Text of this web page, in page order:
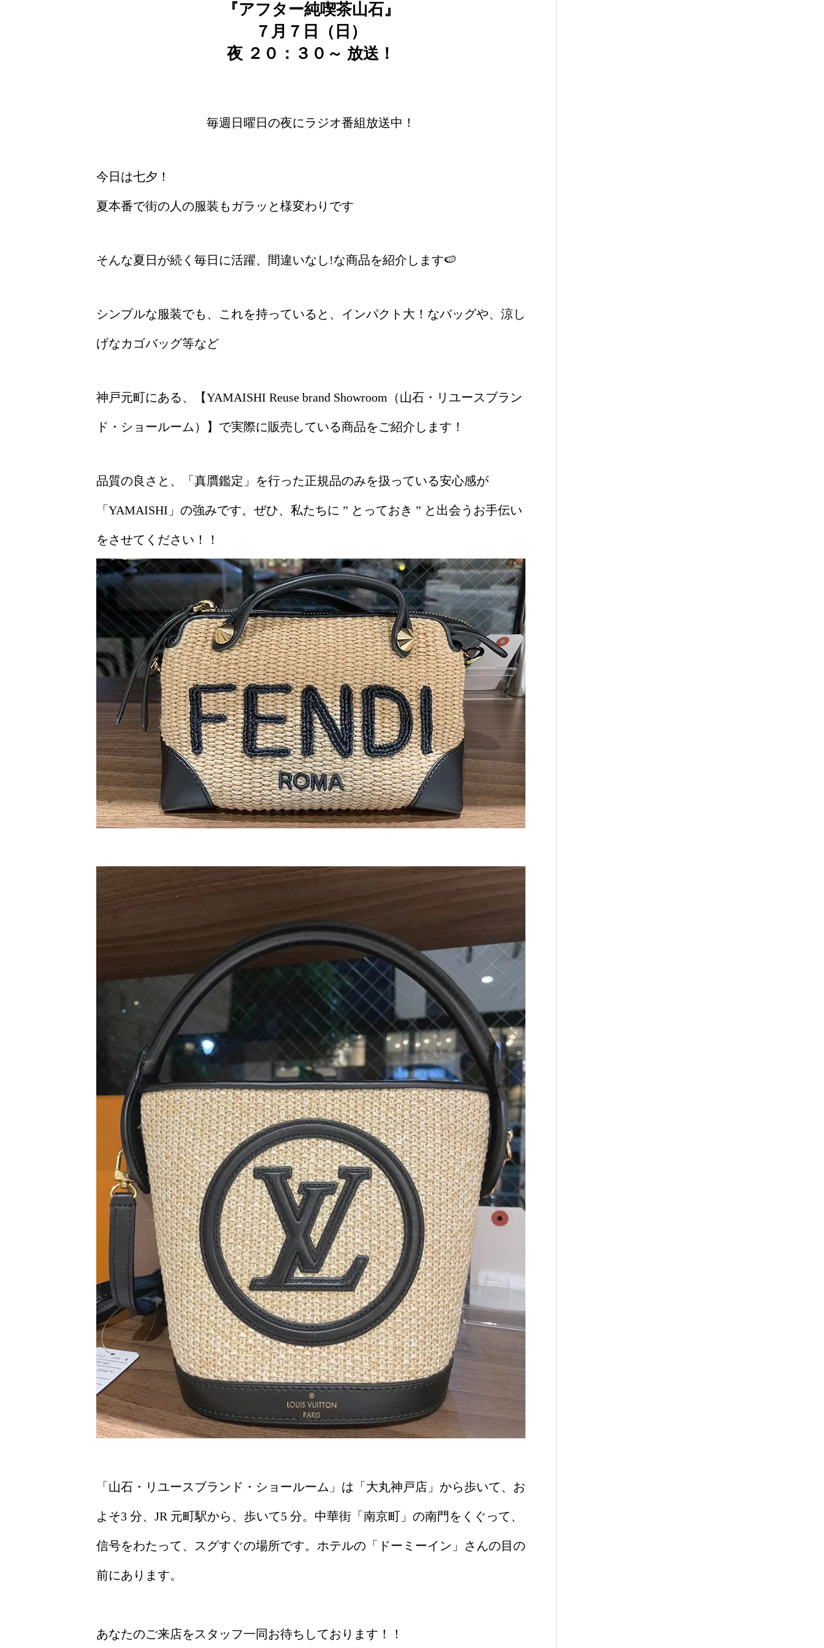
『アフター純喫茶山石』
７月７日（日）
夜 ２０：３０～ 放送！
毎週日曜日の夜にラジオ番組放送中！
今日は七夕！
夏本番で街の人の服装もガラッと様変わりです
そんな夏日が続く毎日に活躍、間違いなし!な商品を紹介します🍉
シンプルな服装でも、これを持っていると、インパクト大！なバッグや、涼し
げなカゴバッグ等など
神戸元町にある、【YAMAISHI Reuse brand Showroom（山石・リユースブラン
ド・ショールーム）】で実際に販売している商品をご紹介します！
品質の良さと、「真贋鑑定」を行った正規品のみを扱っている安心感が
「YAMAISHI」の強みです。ぜひ、私たちに ” とっておき ” と出会うお手伝い
をさせてください！！
「山石・リユースブランド・ショールーム」は 「大丸神戸店」から歩いて、お
よそ3 分、 JR 元町駅から、歩いて5 分。 中華街「南京町」の南門をくぐって、
信号をわたって、スグすぐの場所です。 ホテルの「ドーミーイン」さんの目の
前にあります。
あなたのご来店をスタッフ一同お待ちしております！！